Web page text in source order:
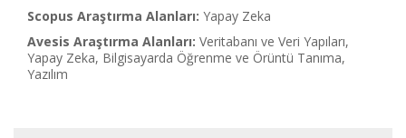
Scopus Araştırma Alanları: Yapay Zeka
Avesis Araştırma Alanları: Veritabanı ve Veri Yapıları,
Yapay Zeka, Bilgisayarda Öğrenme ve Örüntü Tanıma,
Yazılım